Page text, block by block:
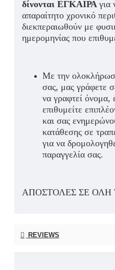
δίνονται ΕΓΚΑΙΡΑ για
απαραίτητο χρονικό
διεκπεραιωθούν με
ημερομηνίας που
Με την
σας, μας γράφετε
να γραφτεί όνομα,
επιθυμείτε
και σας
κατάθεσης σε
για να
παραγγελία σας.
ΑΠΟΣΤΟΛΕΣ ΣΕ
REVIEWS